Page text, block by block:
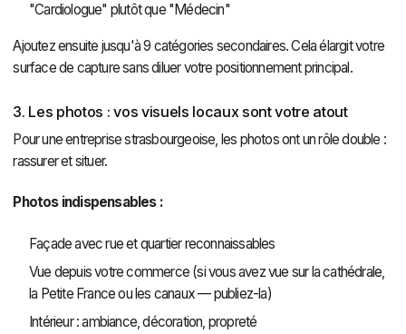
"Cardiologue" plutôt que "Médecin"
Ajoutez ensuite jusqu'à 9 catégories secondaires. Cela élargit votre
surface de capture sans diluer votre positionnement principal.
3. Les photos : vos visuels locaux sont votre atout
Pour une entreprise strasbourgeoise, les photos ont un rôle double :
rassurer et situer.
Photos indispensables :
Façade avec rue et quartier reconnaissables
Vue depuis votre commerce (si vous avez vue sur la cathédrale,
la Petite France ou les canaux — publiez-la)
Intérieur : ambiance, décoration, propreté